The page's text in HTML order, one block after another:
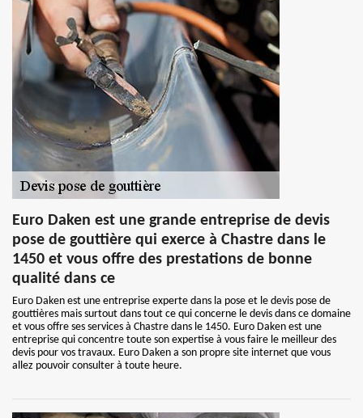
Euro Daken est une grande entreprise de devis
pose de gouttière qui exerce à Chastre dans le
1450 et vous offre des prestations de bonne
qualité dans ce
Euro Daken est une entreprise experte dans la pose et le devis pose de
gouttières mais surtout dans tout ce qui concerne le devis dans ce domaine
et vous offre ses services à Chastre dans le 1450. Euro Daken est une
entreprise qui concentre toute son expertise à vous faire le meilleur des
devis pour vos travaux. Euro Daken a son propre site internet que vous
allez pouvoir consulter à toute heure.